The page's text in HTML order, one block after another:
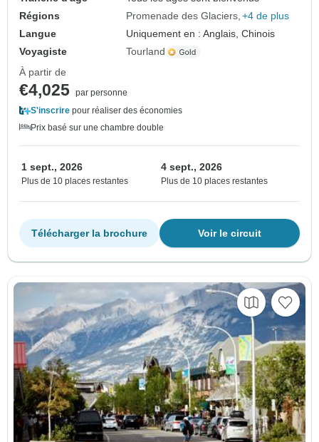
Régions
Promenade des Glaciers +4 de plus
Langue
Uniquement en : Anglais, Chinois
Voyagiste
Tourland
À partir de
€4,025 par personne
S'inscrire pour réaliser des économies
Prix basé sur une chambre double
1 sept., 2026
Plus de 10 places restantes
4 sept., 2026
Plus de 10 places restantes
Voir le circuit
Télécharger la brochure